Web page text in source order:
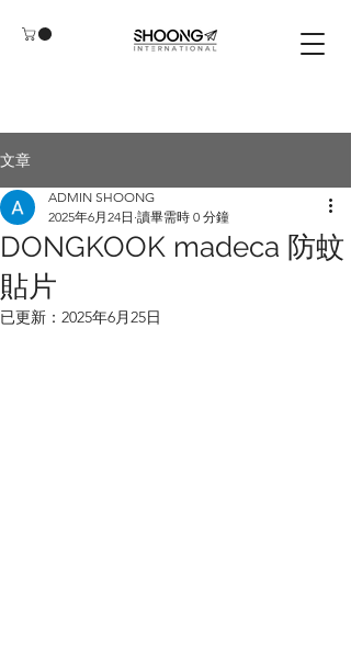
文章
DONGKOOK madeca 防蚊
貼片
ADMIN SHOONG
2025年6月24日 讀畢需時 0 分鐘
已更新： 2025年6月25日